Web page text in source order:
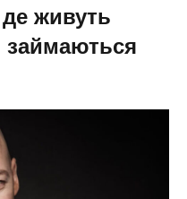
живуть
займаються